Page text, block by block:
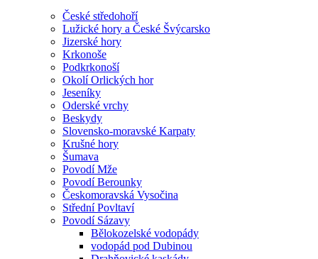
České středohoří
Lužické hory a České Švýcarsko
Jizerské hory
Krkonoše
Podkrkonoší
Okolí Orlických hor
Jeseníky
Oderské vrchy
Beskydy
Slovensko-moravské Karpaty
Krušné hory
Šumava
Povodí Mže
Povodí Berounky
Českomoravská Vysočina
Střední Povltaví
Povodí Sázavy
Bělokozelské vodopády
vodopád pod Dubinou